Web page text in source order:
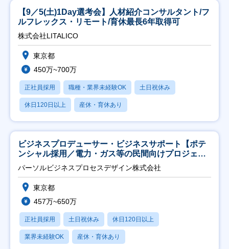
【9／5(土)1Day選考会】人材紹介コンサルタント/フ
ルフレックス・リモート/育休最長6年取得可
株式会社LITALICO
東京都
450万~700万
正社員採用 職種・業界未経験OK 土日祝休み
休日120日以上 産休・育休あり
ビジネスプロデューサー・ビジネスサポート【ポテ
ンシャル採用／電力・ガス等の民間向けプロジェク
ト推進】
パーソルビジネスプロセスデザイン株式会社
東京都
457万~650万
正社員採用 土日祝休み 休日120日以上
業界未経験OK 産休・育休あり